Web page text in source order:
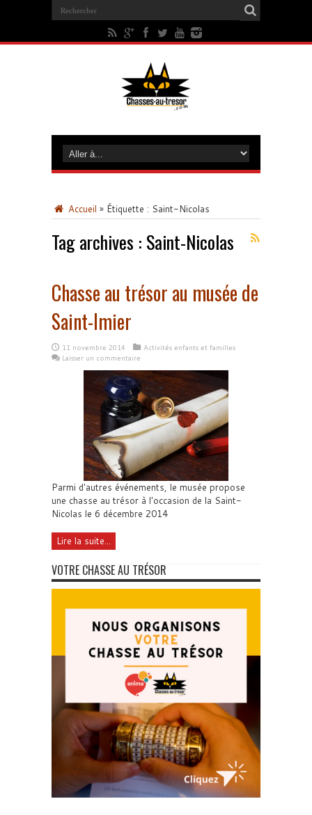
Accueil » Étiquette : Saint-Nicolas
Tag archives : Saint-Nicolas
Chasse au trésor au musée de
Saint-Imier
11 novembre 2014
Activités enfants et familles
Laisser un commentaire
Parmi d'autres événements, le musée propose
une chasse au trésor à l'occasion de la Saint-
Nicolas le 6 décembre 2014
Lire la suite...
VOTRE CHASSE AU TRÉSOR